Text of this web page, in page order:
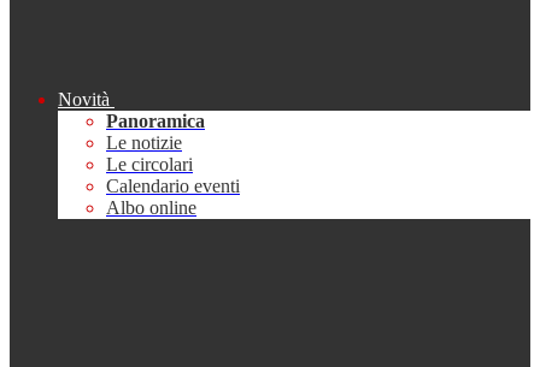
Novità
Panoramica
Le notizie
Le circolari
Calendario eventi
Albo online